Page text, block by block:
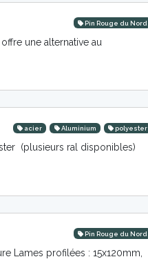
Pin Rouge du Nord
une alternative au
acier Aluminium polyester
(plusieurs ral disponibles)
Pin Rouge du Nord
Lames profilées : 15x120mm,